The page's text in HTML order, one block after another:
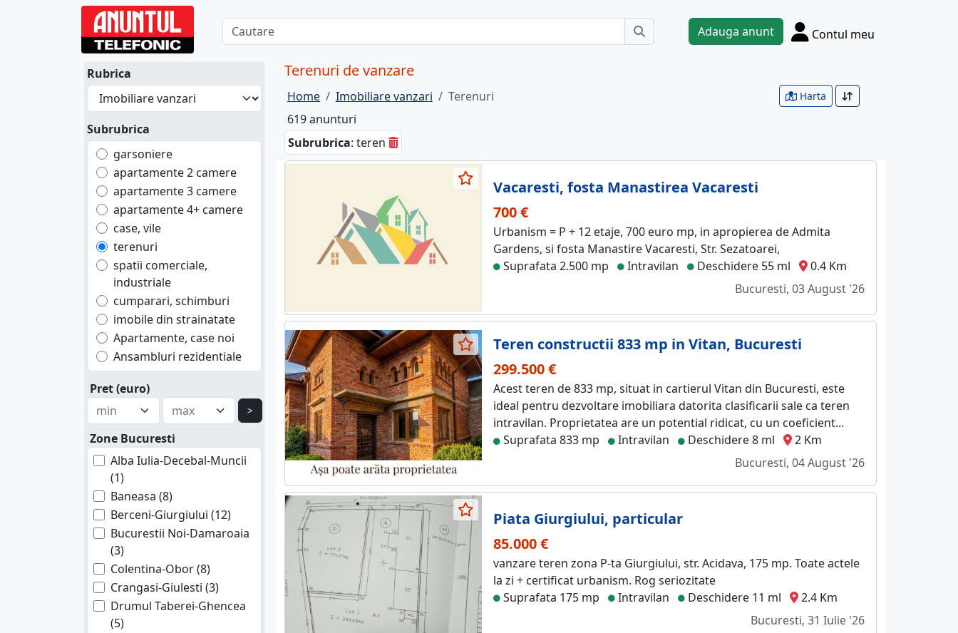
Adauga anunt Contul meu
Rubrica
Subrubrica
garsoniere
apartamente 2 camere
apartamente 3 camere
apartamente 4+ camere
case, vile
terenuri
spatii comerciale,
industriale
cumparari, schimburi
imobile din strainatate
Apartamente, case noi
Ansambluri rezidentiale
Pret (euro)
>
Zone Bucuresti
Alba Iulia-Decebal-Muncii
(1)
Baneasa (8)
Berceni-Giurgiului (12)
Bucurestii Noi-Damaroaia
(3)
Colentina-Obor (8)
Crangasi-Giulesti (3)
Drumul Taberei-Ghencea
(5)
Terenuri de vanzare
Home Imobiliare vanzari
Terenuri
619 anunturi
Harta
Subrubrica: teren
Vacaresti, fosta Manastirea Vacaresti
700 €
Urbanism = P + 12 etaje, 700 euro mp, in apropierea de Admita
Gardens, si fosta Manastire Vacaresti, Str. Sezatoarei,
Suprafata 2.500 mp
Intravilan Deschidere 55 ml
0.4 Km
Bucuresti, 03 August '26
Teren constructii 833 mp in Vitan, Bucuresti
299.500 €
Acest teren de 833 mp, situat in cartierul Vitan din Bucuresti, este
ideal pentru dezvoltare imobiliara datorita clasificarii sale ca teren
intravilan. Proprietatea are un potential ridicat, cu un coeficient...
Suprafata 833 mp
Intravilan Deschidere 8 ml
2 Km
Bucuresti, 04 August '26
Piata Giurgiului, particular
85.000 €
vanzare teren zona P-ta Giurgiului, str. Acidava, 175 mp. Toate actele
la zi + certificat urbanism. Rog seriozitate
Suprafata 175 mp
Intravilan Deschidere 11 ml
2.4 Km
Bucuresti, 31 Iulie '26